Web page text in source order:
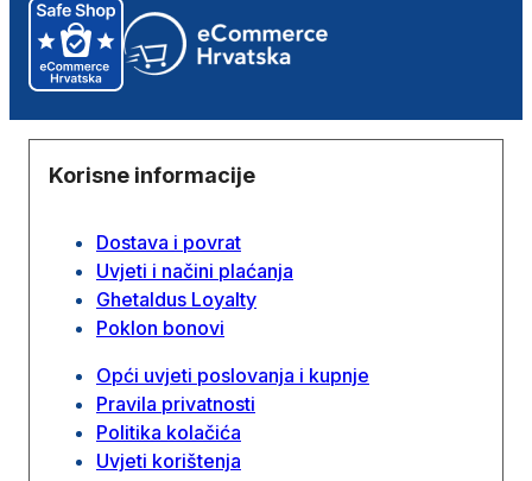
Korisne informacije
Dostava i povrat
Uvjeti i načini plaćanja
Ghetaldus Loyalty
Poklon bonovi
Opći uvjeti poslovanja i kupnje
Pravila privatnosti
Politika kolačića
Uvjeti korištenja